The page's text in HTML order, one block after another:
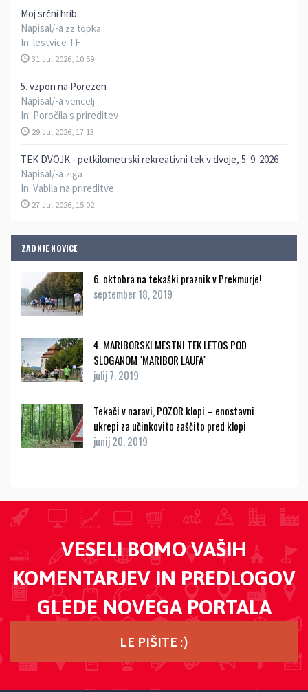
Moj srčni hrib..
Napisal/-a zz topka
In: lestvice TF
31 Jul 2026, 10:59
5. vzpon na Porezen
Napisal/-a vencelj
In: Poročila s prireditev
29 Jul 2026, 17:13
TEK DVOJK - petkilometrski rekreativni tek v dvoje, 5. 9. 2026
Napisal/-a ziga
In: Vabila na prireditve
27 Jul 2026, 15:02
ZADNJE NOVICE
6. oktobra na tekaški praznik v Prekmurje!
september 18, 2019
4. MARIBORSKI MESTNI TEK LETOS POD
SLOGANOM ''MARIBOR LAUFA''
julij 7, 2019
Tekači v naravi, POZOR klopi – enostavni
ukrepi za učinkovito zaščito pred klopi
junij 20, 2019
VESELI BOMO VAŠIH
KOMENTARJEV IN PREDLOGOV
GLEDE NOVEGA PORTALA
LE PIŠITE :)